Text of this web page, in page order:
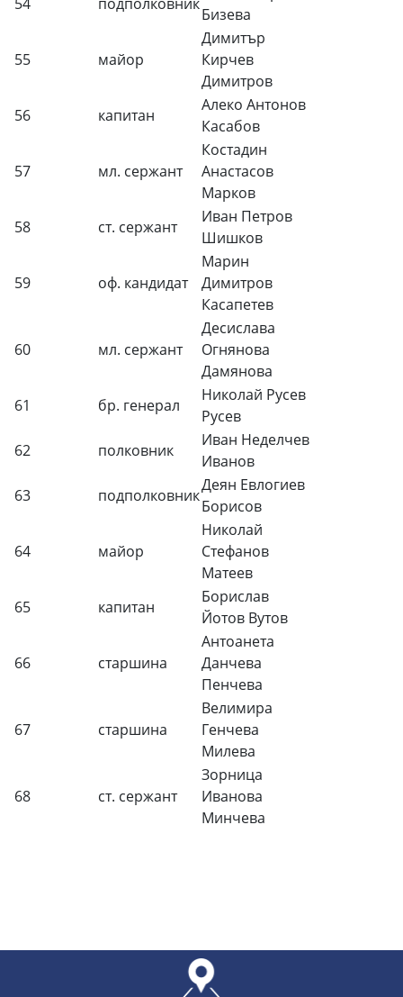
Бизева
55 майор
Димитър
Кирчев
Димитров
56
капитан
Алеко Антонов
Касабов
57 мл. сержант
Костадин
Анастасов
Марков
58
ст. сержант
Иван Петров
Шишков
59 оф. кандидат
Марин
Димитров
Касапетев
60 мл. сержант
Десислава
Огнянова
Дамянова
61
бр. генерал
Николай Русев
Русев
62
полковник
Иван Неделчев
Иванов
63
подполковник
Деян Евлогиев
Борисов
64 майор
Николай
Стефанов
Матеев
65
капитан
Борислав
Йотов Вутов
66 старшина
Антоанета
Данчева
Пенчева
67 старшина
Велимира
Генчева
Милева
68 ст. сержант
Зорница
Иванова
Минчева